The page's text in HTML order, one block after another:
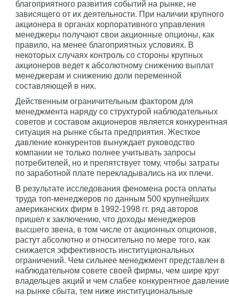
благоприятного развития событий на рынке, не
зависящего от их деятельности. При наличии крупного
акционера в органах корпоративного управления
менеджеры получают свои акционные опционы, как
правило, на менее благоприятных условиях. В
некоторых случаях контроль со стороны крупных
акционеров ведет к абсолютному снижению выплат
менеджерам и снижению доли переменной
составляющей в них.
Действенным ограничительным фактором для
менеджмента наряду со структурой наблюдательных
советов и составом акционеров является конкурентная
ситуация на рынке сбыта предприятия. Жесткое
давление конкурентов вынуждает руководство
компании не только полнее учитывать запросы
потребителей, но и препятствует тому, чтобы затраты
по заработной плате перекладывались на их плечи.
В результате исследования феномена роста оплаты
труда топ-менеджеров по данным 500 крупнейших
американских фирм в 1992-1998 гг. ряд авторов
пришел к заключению, что доходы менеджеров
высшего звена, в том числе от акционных опционов,
растут абсолютно и относительно по мере того, как
снижается эффективность институциональных
ограничений. Чем сильнее менеджмент представлен в
наблюдательном совете своей фирмы, чем шире круг
владельцев акций и чем слабее конкурентное давление
на рынке сбыта, тем ниже институциональные